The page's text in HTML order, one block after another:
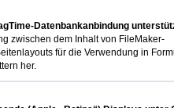
Datenbankanbindung
zwischen dem Inhalt von FileMaker-
für die Verwendung in
her.